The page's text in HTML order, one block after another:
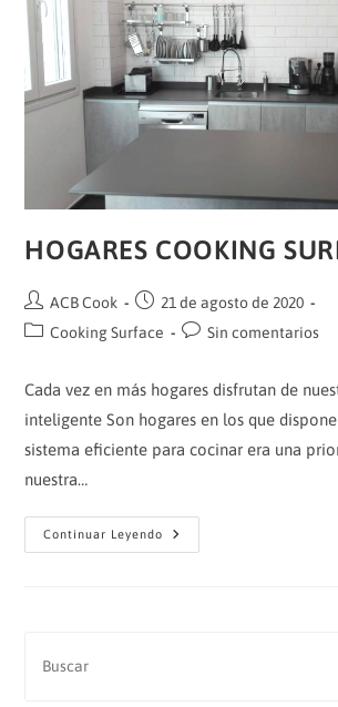
HOGARES COOKING
Autor
de
ACB Cook
Publicación
de
21 de agosto de 2020
Categoría
entrada:
Cooking Surface
Comentarios
entrada:
Sin comentarios
Cada vez en más hogares disfrutan de
inteligente Son hogares en los que
sistema eficiente para cocinar era una
nuestra…
Continuar Leyendo
HOGARES
COOKING